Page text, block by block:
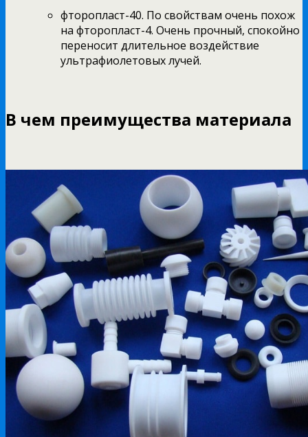
фторопласт-40. По свойствам очень похож
на фторопласт-4. Очень прочный, спокойно
переносит длительное воздействие
ультрафиолетовых лучей.
В чем преимущества материала